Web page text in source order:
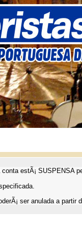
estÃ¡ SUSPENSA
ser anulada a partir